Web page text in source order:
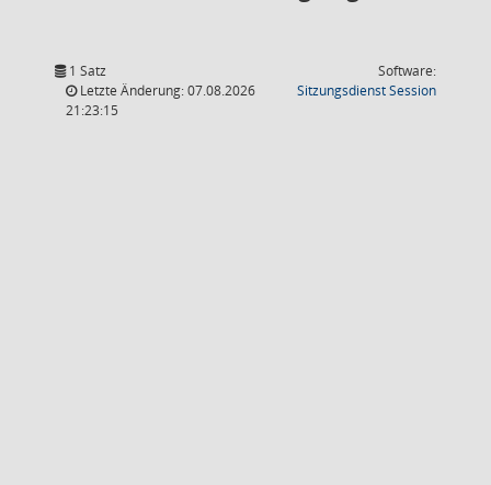
1 Satz
Letzte Änderung: 07.08.2026
21:23:15
Software:
SitzungsdienstSession(Wird in